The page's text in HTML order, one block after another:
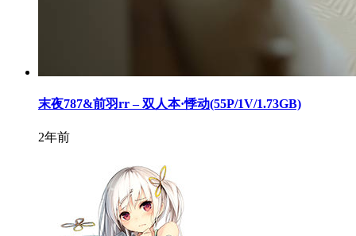
末夜787&前羽rr – 双人本·悸动(55P/1V/1.73GB)
2年前